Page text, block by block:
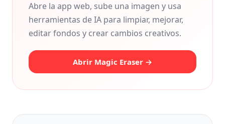
Abre la app web, sube una imagen y usa
herramientas de IA para limpiar, mejorar,
editar fondos y crear cambios creativos.
Abrir Magic Eraser →